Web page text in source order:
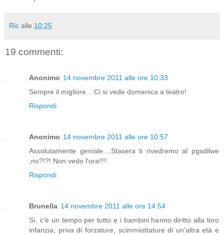
Ric alle 10:25
19 commenti:
Anonimo 14 novembre 2011 alle ore 10:33
Sempre il migliore... Ci si vede domenica a teatro!
Rispondi
Anonimo 14 novembre 2011 alle ore 10:57
Assolutamente geniale....Stasera ti rivedremo al pgsdilwe
,no?!?! Non vedo l'ora!!!!
Rispondi
Brunella 14 novembre 2011 alle ore 14:54
Sì, c'è un tempo per tutto e i bambini hanno diritto alla loro
infanzia, priva di forzature, scimmiottature di un'altra età e